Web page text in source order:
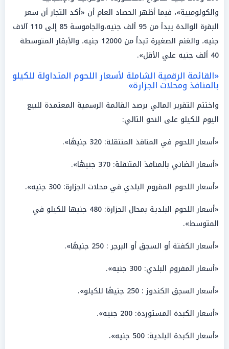
والكولومبية»، فيما أظهر الحصاد العام أن «أكد التجار أن سعر
البقرة الوالدة يبدأ من 95 ألف جنيه،والجاموسة 85 إلى 110 آلاف
جنيه، والغنم الصغيرة تبدأ من 12000 جنيه، والأبقار المتوسطة
40 ألف جنيه علي الأقل».
«القائمة الرقمية الشاملة لأسعار اللحوم المتداولة للكيلو
بالمنافذ ومحلات الجزارة»
واختتم التقرير المالي برصد القائمة الرسمية المعتمدة للبيع
اليوم للكيلو على النحو التالي:
«أسعار اللحوم في المنافذ المتنقلة: 320 جنيهًا».
«أسعار الضاني بالمنافذ المتنقلة: 370 جنيهًا».
«أسعار اللحوم المفروم البلدي في محلات الجزارة: 300 جنيه».
«أسعار اللحوم البلدية بمحال الجزارة: 480 جنيها للكيلو في
المتوسط».
«أسعار الكفتة أو السجق أو البرجر : 250 جنيهًا».
«أسعار المفروم البلدي: 300 جنيه».
«أسعار السجق الكندوز : 250 جنيهًا للكيلو».
«أسعار الكبدة المستوردة: 200 جنيه».
«أسعار الكبدة البلدية: 500 جنيه».